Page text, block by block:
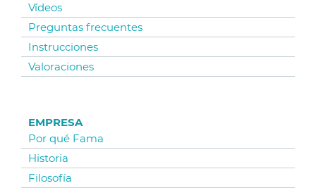
Vídeos
Preguntas frecuentes
Instrucciones
Valoraciones
EMPRESA
Por qué Fama
Historia
Filosofía